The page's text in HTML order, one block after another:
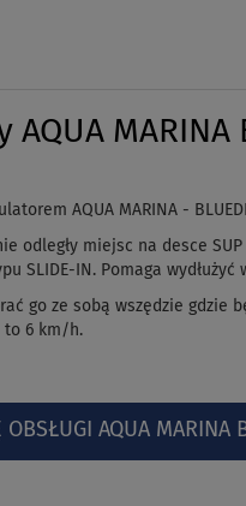
AQUA
AQUA MARINA -
odległy miejsc na desce
SLIDE-IN. Pomaga
go ze sobą wszędzie gdzie
to 6 km/h.
OBSŁUGI AQUA